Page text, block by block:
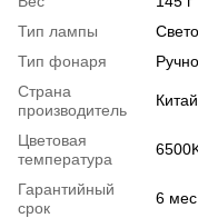
Тип лампы
Тип фонаря
Страна
производитель
Китай
Цветовая
температура
Гарантийный
срок
6 мес